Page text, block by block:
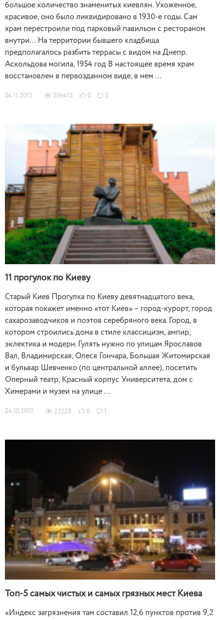
большое количество знаменитых киевлян. Ухоженное,
красивое, оно было ликвидировано в 1930-е годы. Сам
храм перестроили под парковый павильон с рестораном
внутри… На территории бывшего кладбища
предполагалось разбить террасы с видом на Днепр.
Аскольдова могила, 1954 год В настоящее время храм
восстановлен в первозданном виде, в нем …
04.11.2013 206413 0 0
11 прогулок по Киеву
Старый Киев Прогулка по Киеву девятнадцатого века,
которая покажет именно «тот Киев» – город-курорт, город
сахарозаводчиков и поэтов серебряного века. Город, в
котором строились дома в стиле классицизм, ампир,
эклектика и модерн. Гулять нужно по улицам Ярославов
Вал, Владимирская, Олеся Гончара, Большая Житомирская
и бульвар Шевченко (по центральной аллее), посетить
Оперный театр, Красный корпус Университета, дом с
Химерами и музеи на улице …
24.10.2013 23228 0 1
Топ-5 самых чистых и самых грязных мест Киева
«Индекс загрязнения там составил 12,6 пунктов против 9,2